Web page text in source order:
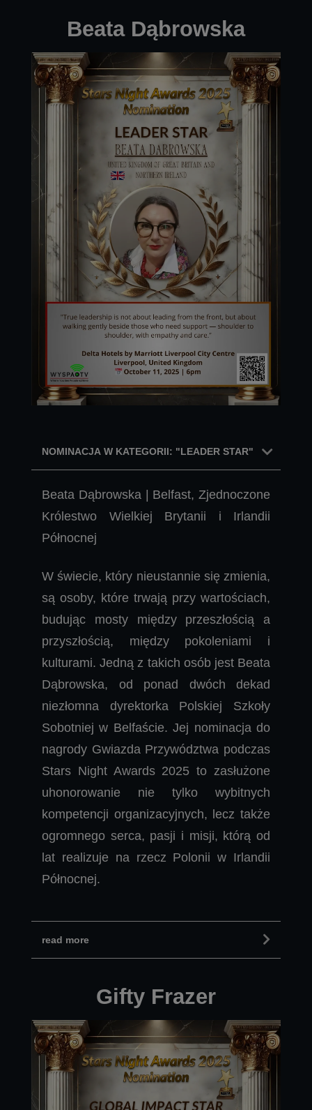
Beata Dąbrowska
NOMINACJA W KATEGORII: "LEADER STAR"
Beata Dąbrowska | Belfast, Zjednoczone
Królestwo Wielkiej Brytanii i Irlandii
Północnej
W świecie, który nieustannie się zmienia,
są osoby, które trwają przy wartościach,
budując mosty między przeszłością a
przyszłością, między pokoleniami i
kulturami. Jedną z takich osób jest Beata
Dąbrowska, od ponad dwóch dekad
niezłomna dyrektorka Polskiej Szkoły
Sobotniej w Belfaście. Jej nominacja do
nagrody Gwiazda Przywództwa podczas
Stars Night Awards 2025 to zasłużone
uhonorowanie nie tylko wybitnych
kompetencji organizacyjnych, lecz także
ogromnego serca, pasji i misji, którą od
lat realizuje na rzecz Polonii w Irlandii
Północnej.
read more
Gifty Frazer